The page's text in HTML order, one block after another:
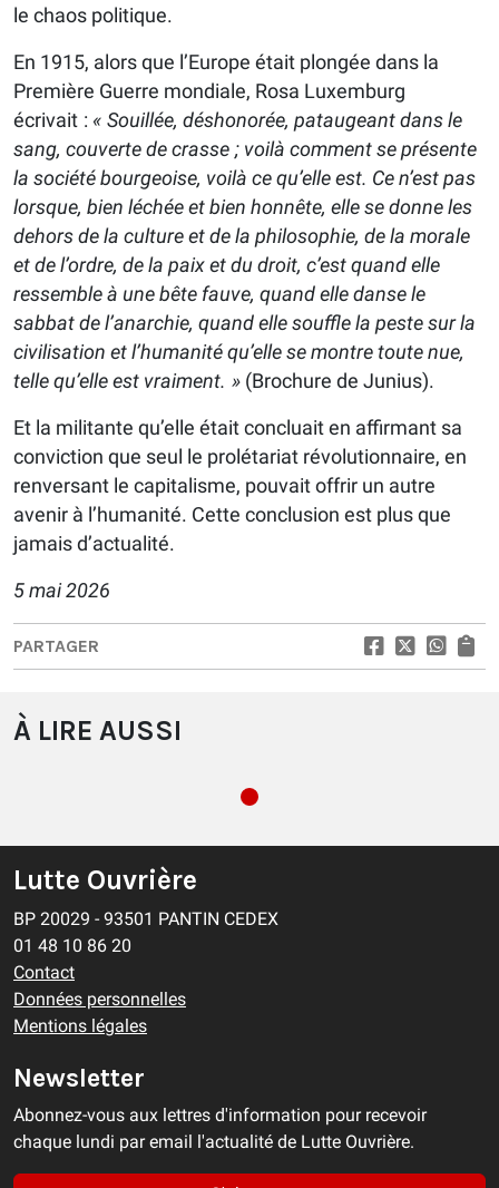
le chaos politique.
En 1915, alors que l’Europe était plongée dans la
Première Guerre mondiale, Rosa Luxemburg
écrivait : « Souillée, déshonorée, pataugeant dans le
sang, couverte de crasse ; voilà comment se présente
la société bourgeoise, voilà ce qu’elle est. Ce n’est pas
lorsque, bien léchée et bien honnête, elle se donne les
dehors de la culture et de la philosophie, de la morale
et de l’ordre, de la paix et du droit, c’est quand elle
ressemble à une bête fauve, quand elle danse le
sabbat de l’anarchie, quand elle souffle la peste sur la
civilisation et l’humanité qu’elle se montre toute nue,
telle qu’elle est vraiment. » (Brochure de Junius).
Et la militante qu’elle était concluait en affirmant sa
conviction que seul le prolétariat révolutionnaire, en
renversant le capitalisme, pouvait offrir un autre
avenir à l’humanité. Cette conclusion est plus que
jamais d’actualité.
5 mai 2026
PARTAGER
À LIRE AUSSI
Lutte Ouvrière
BP 20029 - 93501 PANTIN CEDEX
01 48 10 86 20
Contact
Données personnelles
Mentions légales
Newsletter
Abonnez-vous aux lettres d'information pour recevoir
chaque lundi par email l'actualité de Lutte Ouvrière.